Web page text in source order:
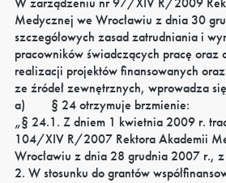
Medycznej we Wrocławiu z dnia 30
szczegółowych zasad zatrudniania i
pracowników świadczących pracę oraz
realizacji projektów finansowanych
ze źródeł zewnętrznych, wprowadza
a)
§ 24 otrzymuje brzmienie:
„§ 24.1. Z dniem 1 kwietnia 2009 r.
104/XIV R/2007 Rektora Akademii
Wrocławiu z dnia 28 grudnia 2007 r.,
2. W stosunku do grantów